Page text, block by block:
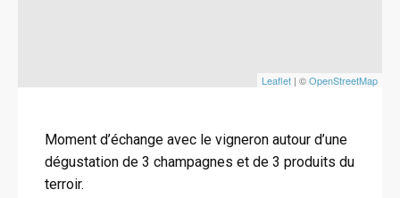
Leaflet | ©OpenStreetMap
Moment d’échange avec le vigneron autour d’une
dégustation de 3 champagnes et de 3 produits du
terroir.